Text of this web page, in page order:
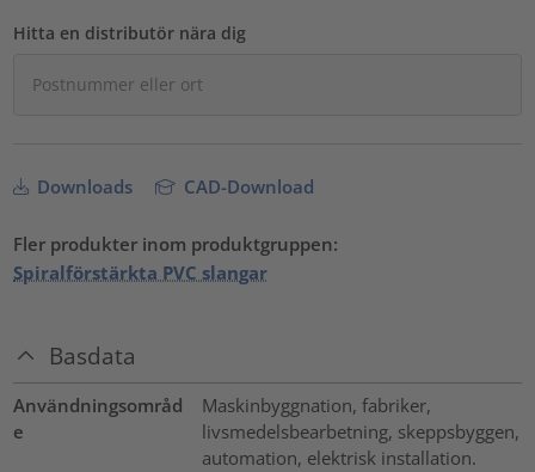
Hitta en distributör nära dig
Downloads CAD-Download
Fler produkter inom produktgruppen:
Spiralförstärkta PVC slangar
Basdata
Användningsområd
e
Maskinbyggnation, fabriker,
livsmedelsbearbetning, skeppsbyggen,
automation, elektrisk installation.